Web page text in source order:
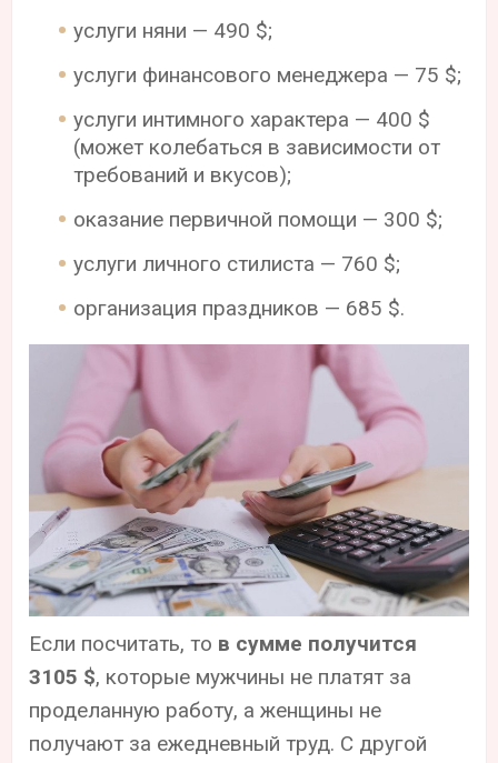
услуги няни — 490 $;
услуги финансового менеджера — 75 $;
услуги интимного характера — 400 $
(может колебаться в зависимости от
требований и вкусов);
оказание первичной помощи — 300 $;
услуги личного стилиста — 760 $;
организация праздников — 685 $.
Если посчитать, то в сумме получится
3105 $, которые мужчины не платят за
проделанную работу, а женщины не
получают за ежедневный труд. С другой